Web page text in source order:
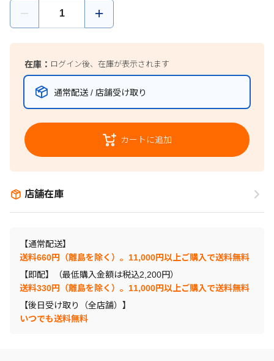
在庫： ログイン後、在庫が表示されます
通常配送 / 店舗受け取り
カートに追加
店舗在庫
【通常配送】
送料660円（離島を除く）。11,000円以上ご購入で送料無料
【即配】（最低購入金額は税込2,200円）
送料330円（離島を除く）。11,000円以上ご購入で送料無料
【後日受け取り（全店舗）】
いつでも送料無料